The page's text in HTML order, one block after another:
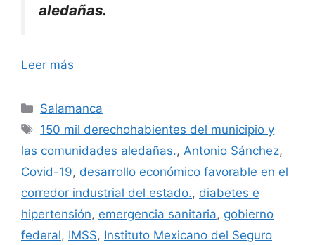
aledañas.
Leer más
Categorías
Salamanca
Etiquetas
150 mil derechohabientes del municipio y
las comunidades aledañas., Antonio Sánchez,
Covid-19, desarrollo económico favorable en el
corredor industrial del estado., diabetes e
hipertensión, emergencia sanitaria, gobierno
federal, IMSS, Instituto Mexicano del Seguro